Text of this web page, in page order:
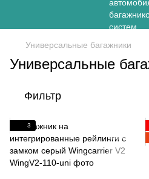
Универсальные багажники
Универсальные
Фильтр
3